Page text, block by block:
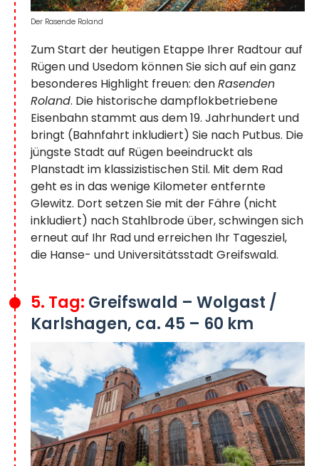
Zum Start der heutigen Etappe Ihrer Radtour auf
Rügen und Usedom können Sie sich auf ein ganz
besonderes Highlight freuen: denRasenden
Roland. Die historische dampflokbetriebene
Eisenbahn stammt aus dem 19. Jahrhundert und
bringt (Bahnfahrt inkludiert) Sie nach Putbus. Die
jüngste Stadt auf Rügen beeindruckt als
Planstadt im klassizistischen Stil. Mit dem Rad
geht es in das wenige Kilometer entfernte
Glewitz. Dort setzen Sie mit der Fähre (nicht
inkludiert) nach Stahlbrode über, schwingen sich
erneut auf Ihr Rad und erreichen Ihr Tagesziel,
die Hanse- und Universitätsstadt Greifswald.
Der Rasende Roland
5. Tag: Greifswald – Wolgast /
Karlshagen, ca. 45 – 60 km